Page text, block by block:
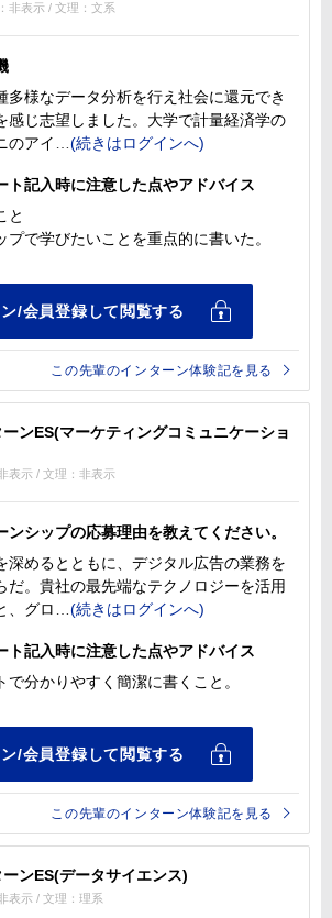
非表示 / 文理：文系
多様なデータ分析を行え社会に還元でき
感じ志望しました。大学で計量経済学の
のアイ
ト記入時に注意した点やアドバイス
と
プで学びたいことを重点的に書いた。
この先輩のインターン体験記を見る
ーンES(マーケティングコミュニケーショ
表示 / 文理：非表示
ンシップの応募理由を教えてください。
深めるとともに、デジタル広告の業務を
だ。貴社の最先端なテクノロジーを活用
、グロ
ト記入時に注意した点やアドバイス
で分かりやすく簡潔に書くこと。
この先輩のインターン体験記を見る
ーンES(データサイエンス)
表示 / 文理：理系